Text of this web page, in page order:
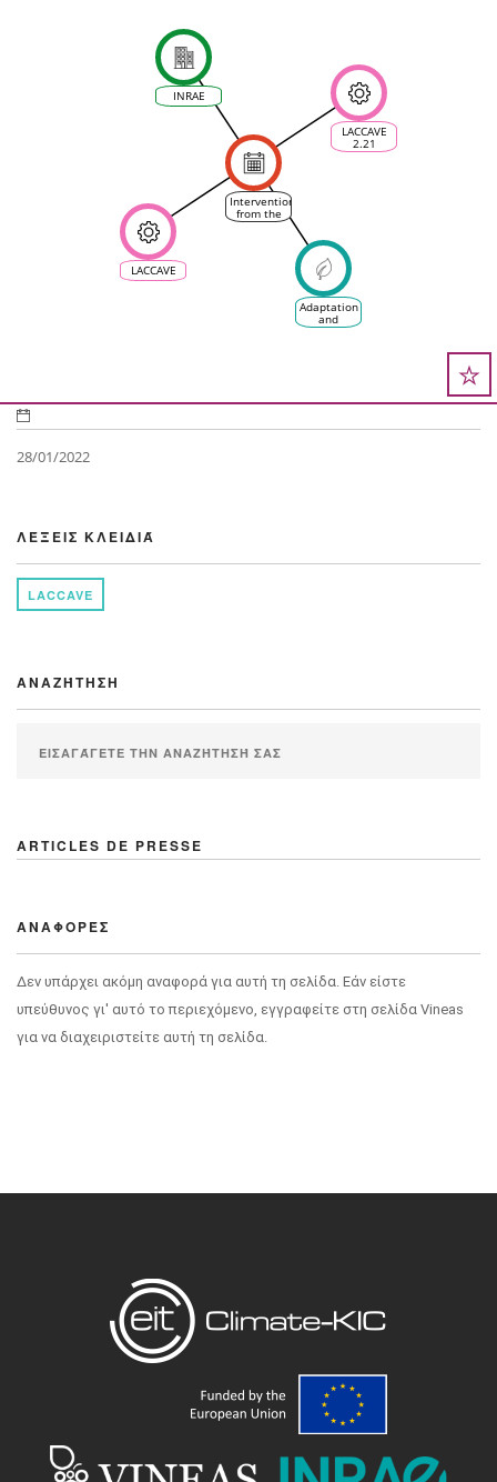
Intervention
from the
last
INRAE
LACCAVE
LACCAVE
2.21
Adaptation
and
Mitigation
28/01/2022
ΛΈΞΕΙΣ ΚΛΕΙΔΙΆ
LACCAVE
ΑΝΑΖΉΤΗΣΗ
ARTICLES DE PRESSE
ΑΝΑΦΟΡΈΣ
Δεν υπάρχει ακόμη αναφορά για αυτή τη σελίδα. Εάν είστε
υπεύθυνος γι' αυτό το περιεχόμενο, εγγραφείτε στη σελίδα Vineas
για να διαχειριστείτε αυτή τη σελίδα.